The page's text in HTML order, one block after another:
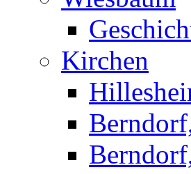
Kirchen